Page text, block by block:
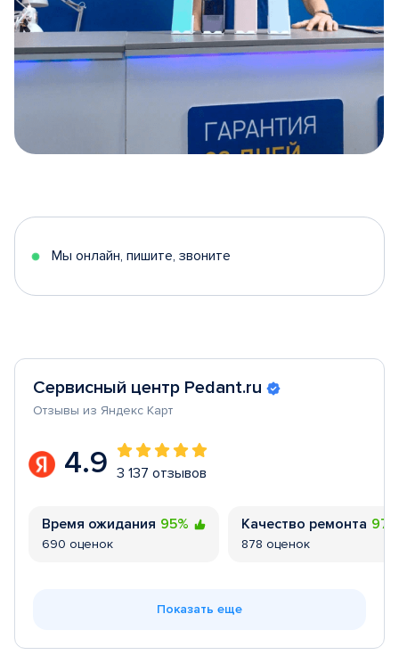
5
Мы онлайн, пишите, звоните
Сервисный центр Pedant.ru
Отзывы из Яндекс Карт
4.9 3 137 отзывов
Время ожидания 95%
690 оценок
Качество ремонта
878 оценок
Показать еще